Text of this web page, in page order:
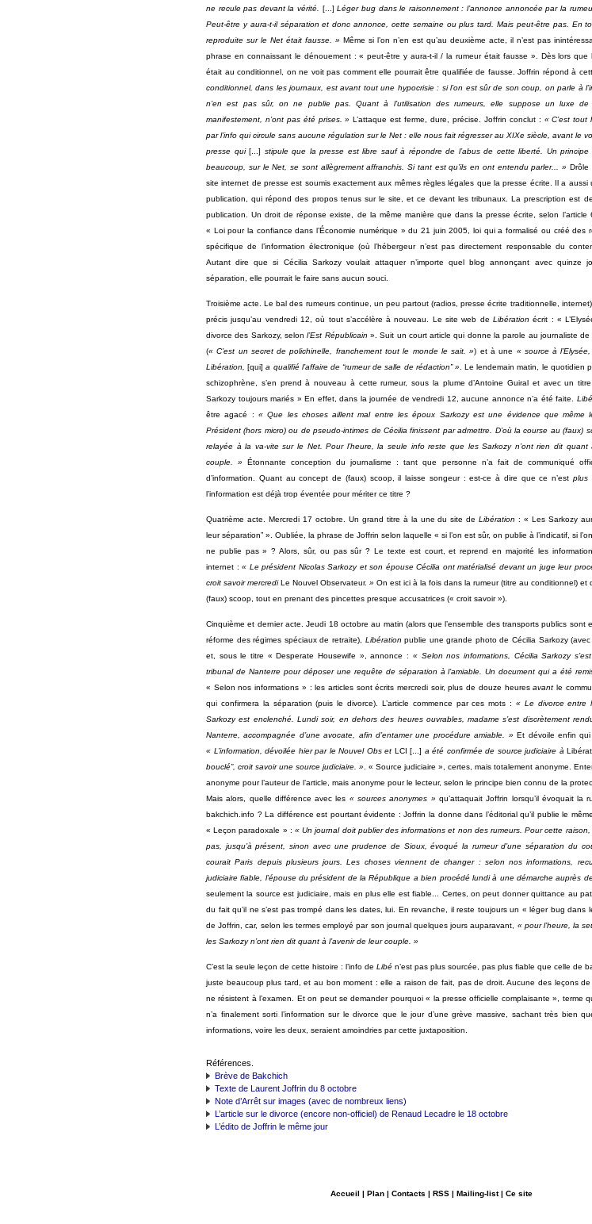
ne recule pas devant la vérité. [...]Léger bug dans le raisonnement : l’annonce annoncée par la
Peut-être y aura-t-il séparation et donc annonce, cette semaine ou plus tard. Mais peut-être pas. En
reproduite sur le Net était fausse. » Même si l’on n’en est qu’au deuxième acte, il n’est pas
phrase en connaissant le dénouement : « peut-être y aura-t-il / la rumeur était fausse ». Dès lors que
était au conditionnel, on ne voit pas comment elle pourrait être qualifiée de fausse. Joffrin répond à
conditionnel, dans les journaux, est avant tout une hypocrisie : si l’on est sûr de son coup, on parle à
n’en est pas sûr, on ne publie pas. Quant à l’utilisation des rumeurs, elle suppose un luxe de
manifestement, n’ont pas été prises. »L’attaque est ferme, dure, précise. Joffrin conclut : « C’est tout
par l’info qui circule sans aucune régulation sur le Net : elle nous fait régresser au XIXe siècle, avant le
presse qui [...] stipule que la presse est libre sauf à répondre de l’abus de cette liberté. Un principe
beaucoup, sur le Net, se sont allègrement affranchis. Si tant est qu’ils en ont entendu parler... » Drôle
site internet de presse est soumis exactement aux mêmes règles légales que la presse écrite. Il a aussi
publication, qui répond des propos tenus sur le site, et ce devant les tribunaux. La prescription est
publication. Un droit de réponse existe, de la même manière que dans la presse écrite, selon l’article
« Loi pour la confiance dans l’Économie numérique » du 21 juin 2005, loi qui a formalisé ou créé des
spécifique de l’information électronique (où l’hébergeur n’est pas directement responsable du
Autant dire que si Cécilia Sarkozy voulait attaquer n’importe quel blog annonçant avec quinze
séparation, elle pourrait le faire sans aucun souci.
Troisième acte. Le bal des rumeurs continue, un peu partout (radios, presse écrite traditionnelle,
précis jusqu’au vendredi 12, où tout s’accélère à nouveau. Le site web de Libérationécrit : «
divorce des Sarkozy, selonl’Est Républicain ». Suit un court article qui donne la parole au journaliste de
(« C’est un secret de polichinelle, franchement tout le monde le sait. ») et à une « source à
Libération,[qui]a qualifié l’affaire de “rumeur de salle de rédaction” » . Le lendemain matin, le quotidien
schizophrène, s’en prend à nouveau à cette rumeur, sous la plume d’Antoine Guiral et avec un
Sarkozy toujours mariés » En effet, dans la journée de vendredi 12, aucune annonce n’a été faite.
être agacé : « Que les choses aillent mal ­entre les époux Sarkozy est une évidence que même
Président (hors micro) ou de pseudo-intimes de Cécilia finissent par admettre. D’où la course au (faux)
relayée à la va-vite sur le Net. Pour l’heure, la seule info reste que les Sarkozy n’ont rien dit quant
couple. »Étonnante conception du journalisme : tant que personne n’a fait de communiqué
d’information. Quant au concept de (faux) scoop, il laisse songeur : est-ce à dire que ce n’est plus
l’information est déjà trop éventée pour mériter ce titre ?
Quatrième acte. Mercredi 17 octobre. Un grand titre à la une du site deLibération : « Les Sarkozy
leur séparation” ». Oubliée, la phrase de Joffrin selon laquelle « si l’on est sûr, on publie à l’indicatif, si
ne publie pas » ? Alors, sûr, ou pas sûr ? Le texte est court, et reprend en majorité les
internet :« Le président Nicolas Sarkozy et son épouse Cécilia ont matérialisé devant un juge leur
croit savoir mercrediLe Nouvel Observateur. » On est ici à la fois dans la rumeur (titre au conditionnel) et
(faux) scoop, tout en prenant des pincettes presque accusatrices (« croit savoir »).
Cinquième et dernier acte. Jeudi 18 octobre au matin (alors que l’ensemble des transports publics sont
réforme des régimes spéciaux de retraite), Libérationpublie une grande photo de Cécilia Sarkozy (avec
et, sous le titre « Desperate Housewife », annonce : « Selon nos informations, Cécilia Sarkozy
tribunal de Nanterre pour déposer une requête de séparation à l’amiable. Un document qui a été
« Selon nos informations » : les articles sont écrits mercredi soir, plus de douze heuresavant le
qui confirmera la séparation (puis le divorce). L’article commence par ces mots : « Le divorce entre
Sarkozy est enclenché. Lundi soir, en dehors des heures ouvrables, madame s’est discrètement
Nanterre, accompagnée d’une avocate, afin d’entamer une procédure amiable. »Et dévoile enfin
« L’information, dévoilée hier par le Nouvel Obs et LCI [...] a été confirmée de source judiciaire à
bouclé”, croit savoir une source judiciaire. » . « Source judiciaire », certes, mais totalement anonyme.
anonyme pour l’auteur de l’article, mais anonyme pour le lecteur, selon le principe bien connu de la
Mais alors, quelle différence avec les « sources anonymes » qu’attaquait Joffrin lorsqu’il évoquait la
bakchich.info ? La différence est pourtant évidente : Joffrin la donne dans l’éditorial qu’il publie le
« Leçon paradoxale » : « Un journal doit publier des informations et non des rumeurs. Pour cette raison,
pas, jusqu’à présent, sinon avec une prudence de Sioux, évoqué la rumeur d’une séparation du
courait Paris depuis plusieurs jours. Les choses viennent de changer : selon nos informations,
judiciaire fiable, l’épouse du président de la République a bien procédé lundi à une démarche auprès
seulement la source est judiciaire, mais en plus elle est fiable... Certes, on peut donner quittance au
du fait qu’il ne s’est pas trompé dans les dates, lui. En revanche, il reste toujours un « léger bug dans
de Joffrin, car, selon les termes employé par son journal quelques jours auparavant, « pour l’heure, la
les Sarkozy n’ont rien dit quant à l’avenir de leur couple. »
C’est la seule leçon de cette histoire : l’info de Libé n’est pas plus sourcée, pas plus fiable que celle de
juste beaucoup plus tard, et au bon moment : elle a raison de fait, pas de droit. Aucune des leçons de
ne résistent à l’examen. Et on peut se demander pourquoi « la presse officielle complaisante », terme
n’a finalement sorti l’information sur le divorce que le jour d’une grève massive, sachant très bien
informations, voire les deux, seraient amoindries par cette juxtaposition.
Références.
Brève de Bakchich
Texte de Laurent Joffrin du 8 octobre
Note d’Arrêt sur images (avec de nombreux liens)
L’article sur le divorce (encore non-officiel) de Renaud Lecadre le 18 octobre
L’édito de Joffrin le même jour
Accueil | Plan | Contacts | RSS | Mailing-list| Ce site